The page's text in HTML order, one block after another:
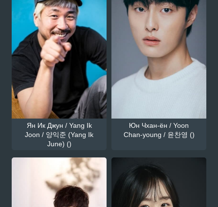
Ян Ик Джун / Yang Ik
Joon / 양익준 (Yang Ik
June) ()
Юн Чхан-ён / Yoon
Chan-young / 윤찬영 ()